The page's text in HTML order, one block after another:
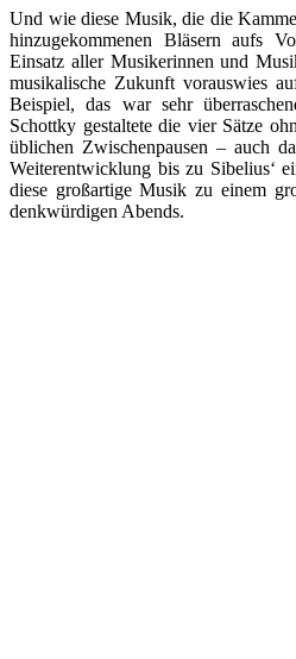
Und wie diese Musik, die die
hinzugekommenen Bläsern aufs
Einsatz aller Musikerinnen und
musikalische Zukunft vorauswies
Beispiel, das war sehr
Schottky gestaltete die vier Sätze
üblichen Zwischenpausen – auch
Weiterentwicklung bis zu Sibelius‘
diese großartige Musik zu einem
denkwürdigen Abends.